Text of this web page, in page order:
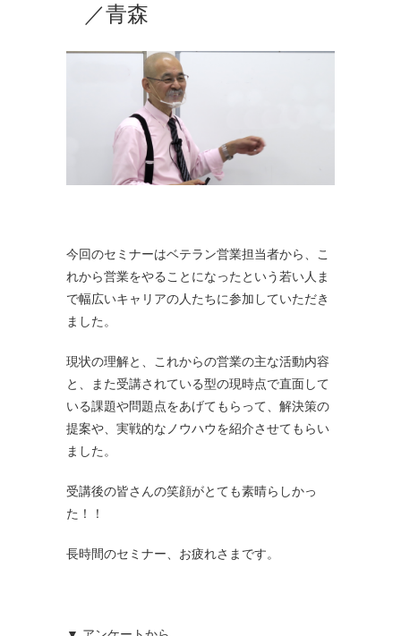
／青森
今回のセミナーはベテラン営業担当者から、こ
れから営業をやることになったという若い人ま
で幅広いキャリアの人たちに参加していただき
ました。
現状の理解と、これからの営業の主な活動内容
と、また受講されている型の現時点で直面して
いる課題や問題点をあげてもらって、解決策の
提案や、実戦的なノウハウを紹介させてもらい
ました。
受講後の皆さんの笑顔がとても素晴らしかっ
た！！
長時間のセミナー、お疲れさまです。